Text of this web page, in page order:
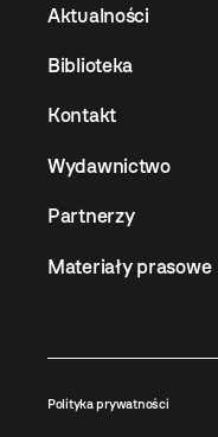
Aktualności
Biblioteka
Kontakt
Wydawnictwo
Partnerzy
Materiały prasowe
Polityka prywatności